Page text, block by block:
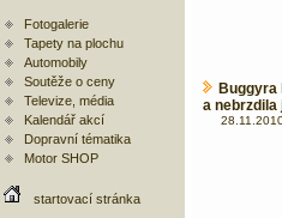
Fotogalerie
Tapety na plochu
Automobily
Soutěže o ceny
Televize, média
Kalendář akcí
Dopravní tématika
Motor SHOP
startovací stránka
Buggyra
a nebrzdila